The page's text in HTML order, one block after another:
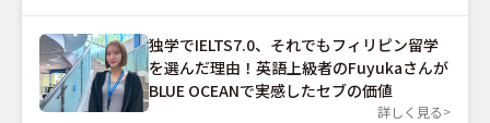
独学でIELTS7.0、それでもフィリピン留学
を選んだ理由！英語上級者のFuyukaさんが
BLUE OCEANで実感したセブの価値
詳しく見る